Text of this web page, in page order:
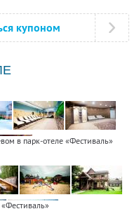
купоном
в парк-отеле «Фестиваль»